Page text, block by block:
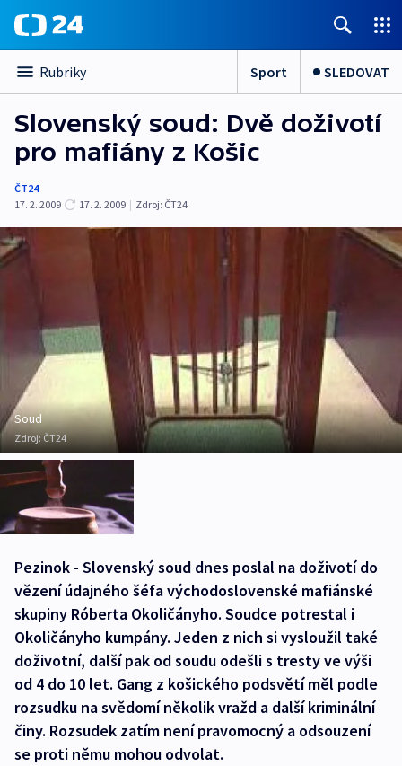
Rubriky Sport SLEDOVAT
Slovenský soud: Dvě doživotí
pro mafiány z Košic
ČT24
17. 2. 2009
17. 2. 2009 | Zdroj: ČT24
Soud
Zdroj:ČT24
Pezinok - Slovenský soud dnes poslal na doživotí do
vězení údajného šéfa východoslovenské mafiánské
skupiny Róberta Okoličányho. Soudce potrestal i
Okoličányho kumpány. Jeden z nich si vysloužil také
doživotní, další pak od soudu odešli s tresty ve výši
od 4 do 10 let. Gang z košického podsvětí měl podle
rozsudku na svědomí několik vražd a další kriminální
činy. Rozsudek zatím není pravomocný a odsouzení
se proti němu mohou odvolat.